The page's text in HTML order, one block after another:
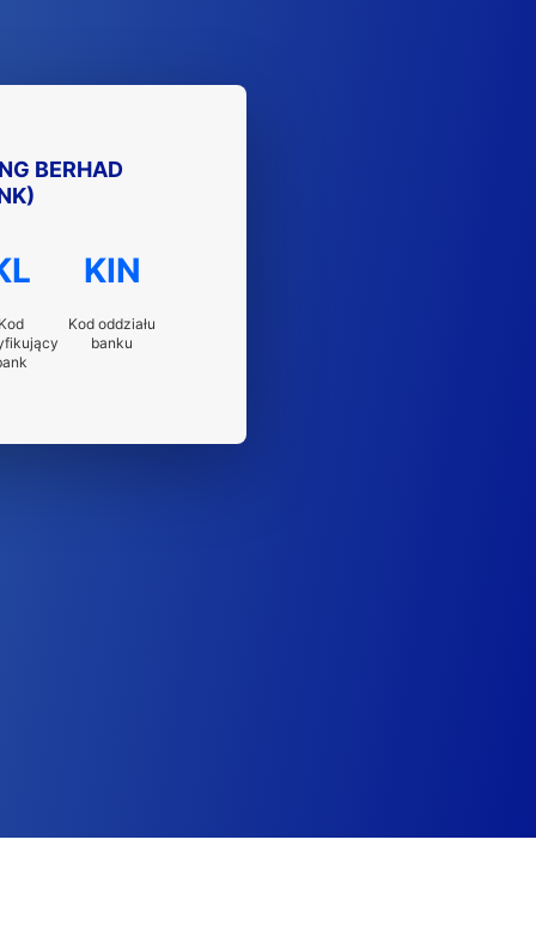
BERHAD
Kod
KIN
Kod oddziału
banku